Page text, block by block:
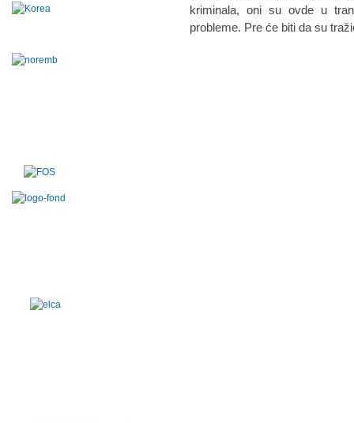
kriminala, oni su ovde u
probleme. Pre će biti da su